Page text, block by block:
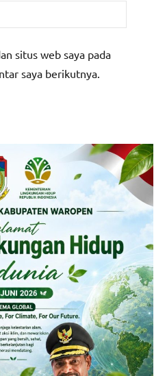
situs web saya pada
saya berikutnya.